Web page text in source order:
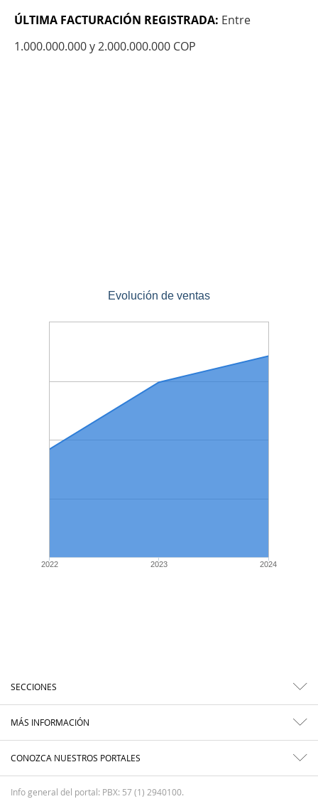
ÚLTIMA FACTURACIÓN REGISTRADA: Entre
1.000.000.000 y 2.000.000.000 COP
Evolución de ventas
2022 2023 2024
SECCIONES
MÁS INFORMACIÓN
CONOZCA NUESTROS PORTALES
Info general del portal: PBX: 57 (1) 2940100.